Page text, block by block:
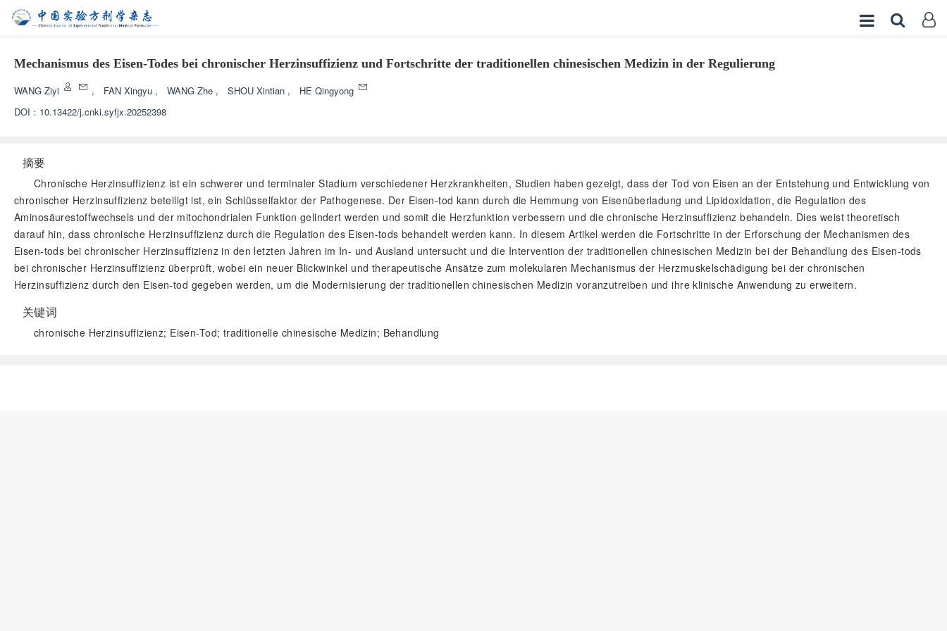
Mechanismus des Eisen-Todes bei chronischer Herzinsuffizienz und Fortschritte der traditionellen chinesischen Medizin in der Regulierung
WANG Ziyi , FAN Xingyu , WANG Zhe , SHOU Xintian ,
HE Qingyong
DOI： 10.13422/j.cnki.syfjx.20252398
摘要
Chronische Herzinsuffizienz ist ein schwerer und terminaler Stadium verschiedener Herzkrankheiten, Studien haben gezeigt, dass der Tod von Eisen an der Entstehung und Entwicklung von
chronischer Herzinsuffizienz beteiligt ist, ein Schlüsselfaktor der Pathogenese. Der Eisen-tod kann durch die Hemmung von Eisenüberladung und Lipidoxidation, die Regulation des
Aminosäurestoffwechsels und der mitochondrialen Funktion gelindert werden und somit die Herzfunktion verbessern und die chronische Herzinsuffizienz behandeln. Dies weist theoretisch
darauf hin, dass chronische Herzinsuffizienz durch die Regulation des Eisen-tods behandelt werden kann. In diesem Artikel werden die Fortschritte in der Erforschung der Mechanismen des
Eisen-tods bei chronischer Herzinsuffizienz in den letzten Jahren im In- und Ausland untersucht und die Intervention der traditionellen chinesischen Medizin bei der Behandlung des Eisen-tods
bei chronischer Herzinsuffizienz überprüft, wobei ein neuer Blickwinkel und therapeutische Ansätze zum molekularen Mechanismus der Herzmuskelschädigung bei der chronischen
Herzinsuffizienz durch den Eisen-tod gegeben werden, um die Modernisierung der traditionellen chinesischen Medizin voranzutreiben und ihre klinische Anwendung zu erweitern.
关键词
chronische Herzinsuffizienz; Eisen-Tod; traditionelle chinesische Medizin; Behandlung